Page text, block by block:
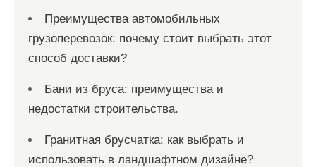
Преимущества автомобильных
грузоперевозок: почему стоит выбрать этот
способ доставки?
Бани из бруса: преимущества и
недостатки строительства.
Гранитная брусчатка: как выбрать и
использовать в ландшафтном дизайне?